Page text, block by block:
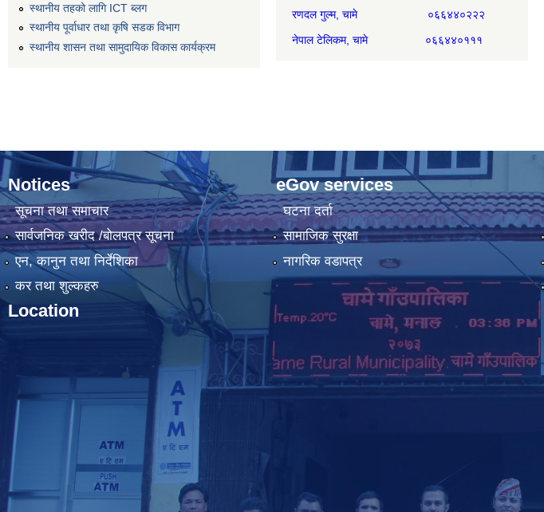
स्थानीय तहको लागि ICT ब्लग
स्थानीय पूर्वाधार तथा कृषि सडक विभाग
स्थानीय शासन तथा सामुदायिक विकास कार्यक्रम
रणदल गुल्म, चामे ०६६४४०२२२
नेपाल टेलिकम, चामे ०६६४४०१११
Notices
सूचना तथा समाचार
सार्वजनिक खरीद /बोलपत्र सूचना
एन, कानुन तथा निर्देशिका
कर तथा शुल्कहरु
Location
eGov services
घटना दर्ता
सामाजिक सुरक्षा
नागरिक वडापत्र